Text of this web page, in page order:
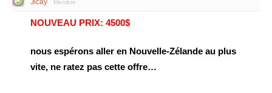
Jicay Membre
NOUVEAU PRIX: 4500$
nous espérons aller en Nouvelle-Zélande au plus
vite, ne ratez pas cette offre…